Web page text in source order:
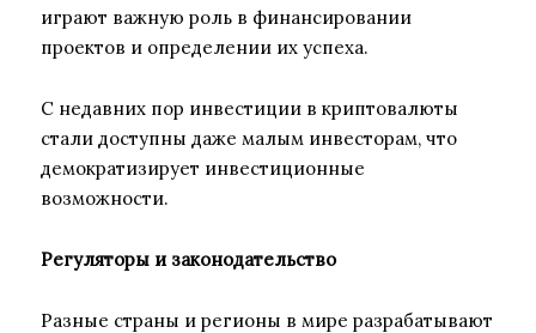
играют важную роль в финансировании
проектов и определении их успеха.
С недавних пор инвестиции в криптовалюты
стали доступны даже малым инвесторам, что
демократизирует инвестиционные
возможности.
Регуляторы и законодательство
Разные страны и регионы в мире разрабатывают